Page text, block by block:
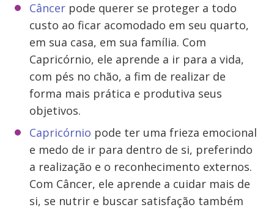
Câncer pode querer se proteger a todo
custo ao ficar acomodado em seu quarto,
em sua casa, em sua família. Com
Capricórnio, ele aprende a ir para a vida,
com pés no chão, a fim de realizar de
forma mais prática e produtiva seus
objetivos.
Capricórnio pode ter uma frieza emocional
e medo de ir para dentro de si, preferindo
a realização e o reconhecimento externos.
Com Câncer, ele aprende a cuidar mais de
si, se nutrir e buscar satisfação também